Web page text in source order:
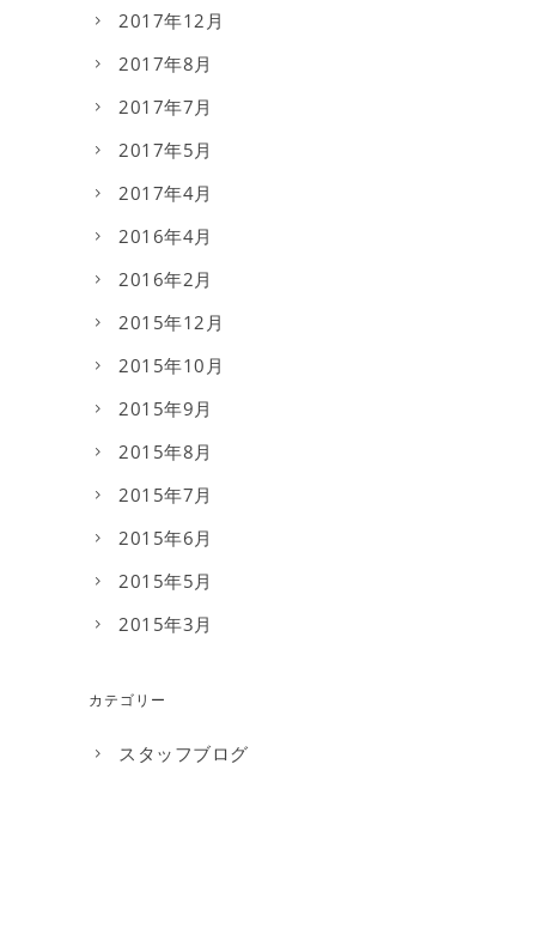
2017年12月
2017年8月
2017年7月
2017年5月
2017年4月
2016年4月
2016年2月
2015年12月
2015年10月
2015年9月
2015年8月
2015年7月
2015年6月
2015年5月
2015年3月
カテゴリー
スタッフブログ